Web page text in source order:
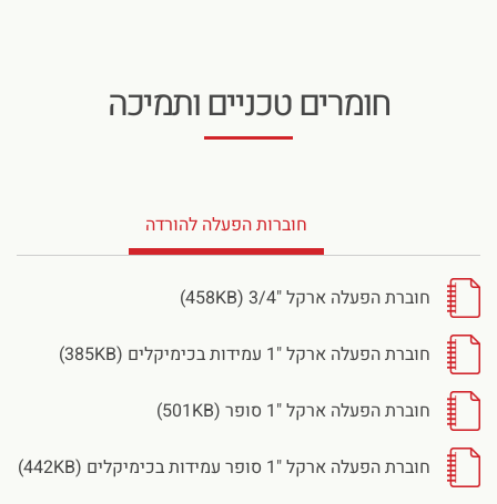
חומרים טכניים ותמיכה
חוברות הפעלה להורדה
חוברת הפעלה ארקל "3/4 (458KB)
חוברת הפעלה ארקל "1 עמידות בכימיקלים (385KB)
חוברת הפעלה ארקל "1 סופר (501KB)
חוברת הפעלה ארקל "1 סופר עמידות בכימיקלים (442KB)